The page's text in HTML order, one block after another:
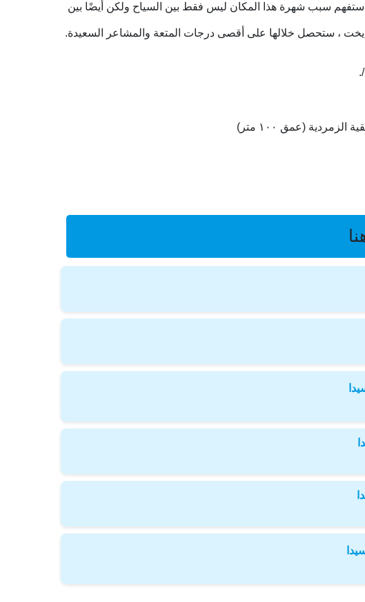
ستفهم سبب شهرة هذا المكان ليس فقط بين السياح ولكن أيضًا بين
، ستحصل خلالها على أقصى درجات المتعة والمشاعر السعيدة.
.
(عمق ۱۰۰ متر)